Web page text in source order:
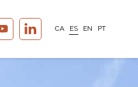
CA ES EN PT